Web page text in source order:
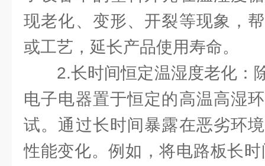
现老化、变形、开裂等现象，
或工艺，延长产品使用寿命。
2.长时间恒定温湿度老化：
电子电器置于恒定的高温高湿
试。通过长时间暴露在恶劣环
性能变化。例如，将电路板长